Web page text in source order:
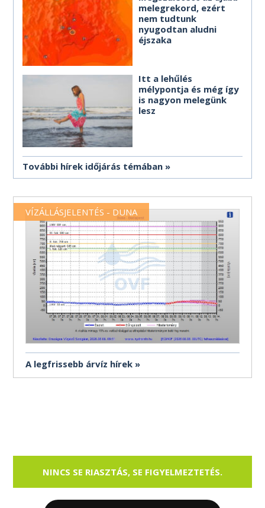
melegrekord, ezért
nem tudtunk
nyugodtan aludni
éjszaka
Itt a lehűlés
mélypontja és még így
is nagyon melegünk
lesz
További hírek időjárás témában
VÍZÁLLÁSJELENTÉS - DUNA
A legfrissebb árvíz hírek
NINCS SE RIASZTÁS, SE FIGYELMEZTETÉS.